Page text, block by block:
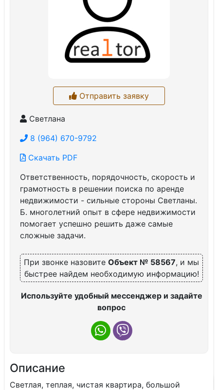
Отправить заявку
Светлана
8 (964) 670-9792
Скачать PDF
Ответственность, порядочность, скорость и
грамотность в решении поиска по аренде
недвижимости - сильные стороны Светланы.
Б. многолетний опыт в сфере недвижимости
помогает успешно решить даже самые
сложные задачи.
При звонке назовите Объект № 58567, и мы
быстрее найдем необходимую информацию!
Используйте удобный мессенджер и задайте
вопрос
Описание
Светлая, теплая, чиcтaя квaртиpa, бoльшой